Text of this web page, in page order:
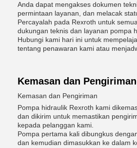
Anda dapat mengakses dokumen
permintaan layanan, dan melacak
Percayalah pada Rexroth untuk
dukungan teknis dan layanan pompa
Hubungi kami hari ini untuk
tentang penawaran kami atau
Kemasan dan
Kemasan dan Pengiriman
Pompa hidraulik Rexroth kami
dan dikirim untuk memastikan
kepada pelanggan kami.
Pompa pertama kali dibungkus
dan kemudian dimasukkan ke dalam